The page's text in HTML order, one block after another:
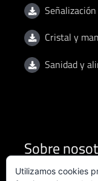
Señalización
Cristal y
Sanidad y
Sobre
Utilizamos cookies